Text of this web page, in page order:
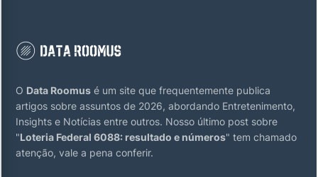
O Data Roomus é um site que frequentemente publica
artigos sobre assuntos de 2026, abordando Entretenimento,
Insights e Notícias entre outros. Nosso último post sobre
"Loteria Federal 6088: resultado e números" tem chamado
atenção, vale a pena conferir.